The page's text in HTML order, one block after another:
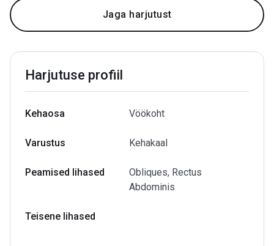
Jaga harjutust
Harjutuse profiil
Kehaosa Vöökoht
Varustus Kehakaal
Peamised lihased
Obliques, Rectus
Abdominis
Teisene lihased